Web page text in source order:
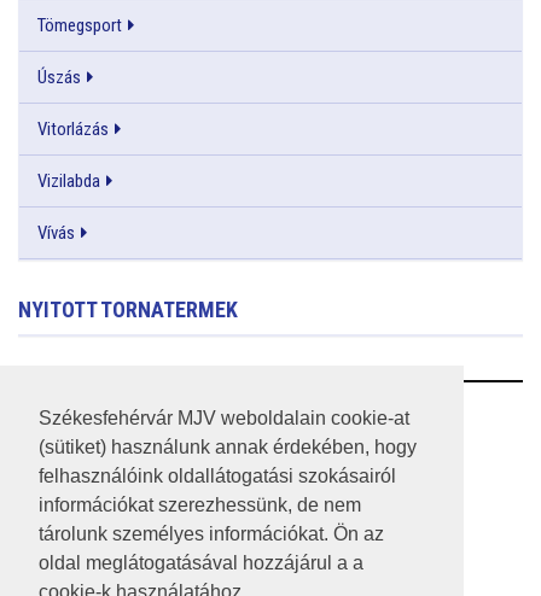
Székesfehérvár MJV weboldalain cookie-at
(sütiket) használunk annak érdekében, hogy
felhasználóink oldallátogatási szokásairól
információkat szerezhessünk, de nem
tárolunk személyes információkat. Ön az
oldal meglátogatásával hozzájárul a a
Tömegsport
Úszás
Vitorlázás
Vizilabda
Vívás
NYITOTT TORNATERMEK
RSS
A HONLAP 2017.03.31-I ÁLLAPOTA
JOGI NYILATKOZAT
IMPRESSZUM